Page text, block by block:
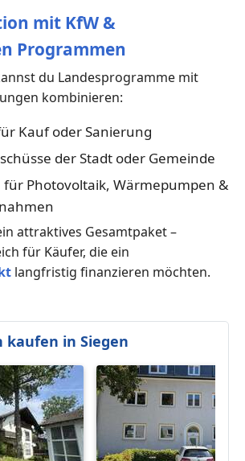
mit KfW &
Programmen
du Landesprogramme mit
kombinieren:
Kauf oder Sanierung
der Stadt oder Gemeinde
Photovoltaik, Wärmepumpen &
attraktives Gesamtpaket –
für Käufer, die ein
langfristig finanzieren möchten.
kaufen in Siegen